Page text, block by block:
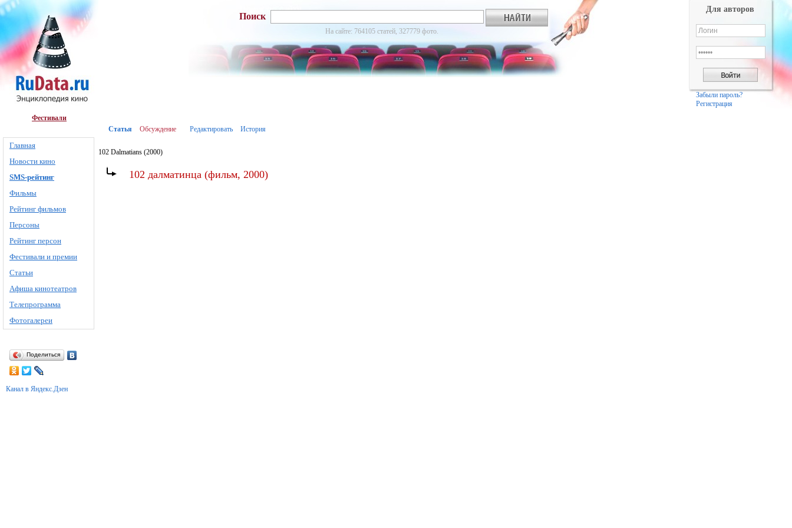
Фестивали
Главная
Новости кино
SMS-рейтинг
Фильмы
Рейтинг фильмов
Персоны
Рейтинг персон
Фестивали и премии
Статьи
Афиша кинотеатров
Телепрограмма
Фотогалереи
Поделиться
Канал в Яндекс.Дзен
Поиск
На сайте: 764105 статей, 327779 фото.
Для авторов
Забыли пароль?
Регистрация
Статья Обсуждение Редактировать История
102 Dalmatians (2000)
102 далматинца (фильм, 2000)